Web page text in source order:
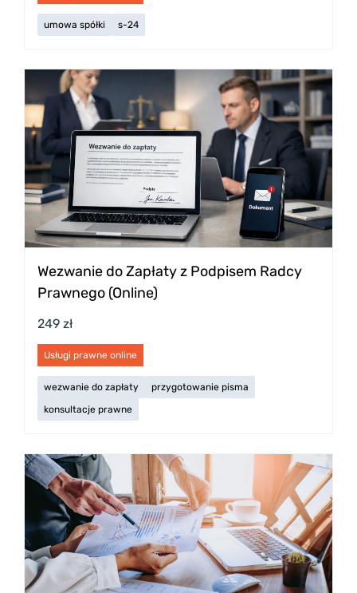
umowa spółki s-24
Wezwanie do Zapłaty z Podpisem Radcy
Prawnego (Online)
249 zł
Usługi prawne online
wezwanie do zapłaty
przygotowanie pisma
konsultacje prawne